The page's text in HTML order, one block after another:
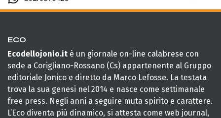
ECO
Ecodellojonio.it è un giornale on-line calabrese con
sede a Corigliano-Rossano (Cs) appartenente al Gruppo
editoriale Jonico e diretto da Marco Lefosse. La testata
trova la sua genesi nel 2014 e nasce come settimanale
free press. Negli anni a seguire muta spirito e carattere.
L’Eco diventa più dinamico, si attesta come web journal,